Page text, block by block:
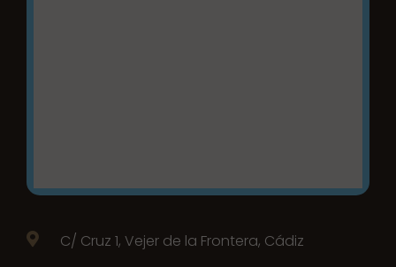
C/ Cruz 1, Vejer de la Frontera, Cádiz